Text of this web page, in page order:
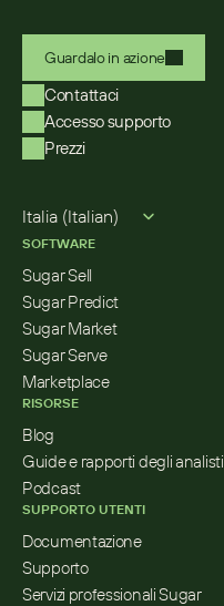
Guardalo in azione
Contattaci
Accesso supporto
Prezzi
Italia (Italian)
SOFTWARE
Sugar Sell
Sugar Predict
Sugar Market
Sugar Serve
Marketplace
RISORSE
Blog
Guide e rapporti degli analisti
Podcast
SUPPORTO UTENTI
Documentazione
Supporto
Servizi professionali Sugar